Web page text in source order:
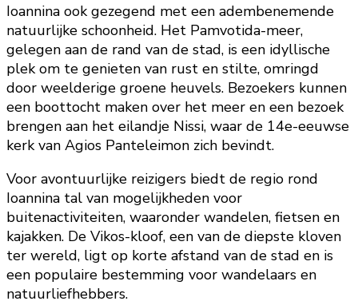
Ioannina ook gezegend met een adembenemende
natuurlijke schoonheid. Het Pamvotida-meer,
gelegen aan de rand van de stad, is een idyllische
plek om te genieten van rust en stilte, omringd
door weelderige groene heuvels. Bezoekers kunnen
een boottocht maken over het meer en een bezoek
brengen aan het eilandje Nissi, waar de 14e-eeuwse
kerk van Agios Panteleimon zich bevindt.
Voor avontuurlijke reizigers biedt de regio rond
Ioannina tal van mogelijkheden voor
buitenactiviteiten, waaronder wandelen, fietsen en
kajakken. De Vikos-kloof, een van de diepste kloven
ter wereld, ligt op korte afstand van de stad en is
een populaire bestemming voor wandelaars en
natuurliefhebbers.